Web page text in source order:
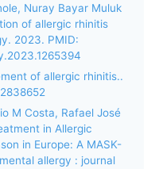
Nuray Bayar Muluk
of allergic rhinitis
2023. PMID:
of allergic rhinitis..
M Costa, Rafael José
in Allergic
in Europe: A MASK-
allergy : journal